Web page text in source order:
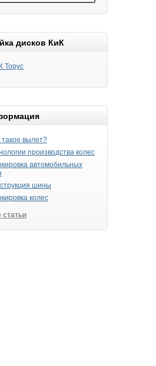
дисков КиК
Торус
такое вылет?
производства колес
автомобильных
шины
колес
статьи